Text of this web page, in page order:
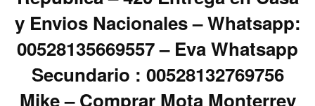
y Envios Nacionales – Whatsapp:
00528135669557 – Eva Whatsapp
Secundario : 00528132769756
Mike – Comprar Mota Monterrey